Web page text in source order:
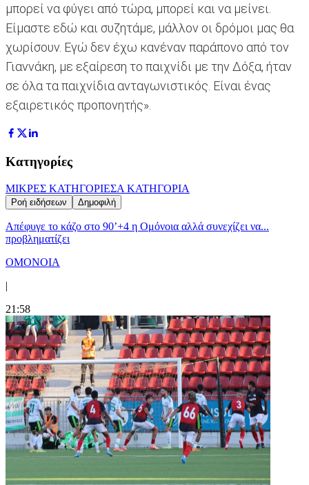
μπορεί να φύγει από τώρα, μπορεί και να μείνει.
Είμαστε εδώ και συζητάμε, μάλλον οι δρόμοι μας θα
χωρίσουν. Εγώ δεν έχω κανέναν παράπονο από τον
Γιαννάκη, με εξαίρεση το παιχνίδι με την Δόξα, ήταν
σε όλα τα παιχνίδια ανταγωνιστικός. Είναι ένας
εξαιρετικός προπονητής».
Κατηγορίες
ΜΙΚΡΕΣ ΚΑΤΗΓΟΡΙΕΣΑ ΚΑΤΗΓΟΡΙΑ
Ροή ειδήσεων Δημοφιλή
Απέφυγε το κάζο στο 90’+4 η Ομόνοια αλλά συνεχίζει να...
προβληματίζει
ΟΜΟΝΟΙΑ
|
21:58